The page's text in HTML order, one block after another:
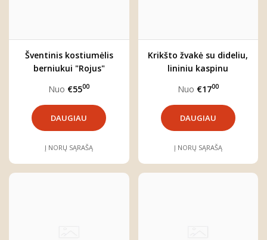
Šventinis kostiumėlis
berniukui "Rojus"
Nuo €5500
DAUGIAU
Į NORŲ SĄRAŠĄ
Krikšto žvakė su dideliu,
lininiu kaspinu
Nuo €1700
DAUGIAU
Į NORŲ SĄRAŠĄ